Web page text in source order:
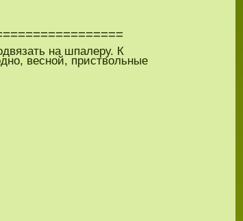
на шпалеру. К
весной, приствольные